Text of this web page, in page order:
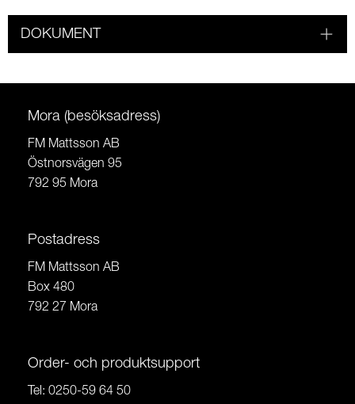
DOKUMENT
Mora (besöksadress)
FM Mattsson AB
Östnorsvägen 95
792 95 Mora
Postadress
FM Mattsson AB
Box 480
792 27 Mora
Order- och produktsupport
Tel: 0250-59 64 50